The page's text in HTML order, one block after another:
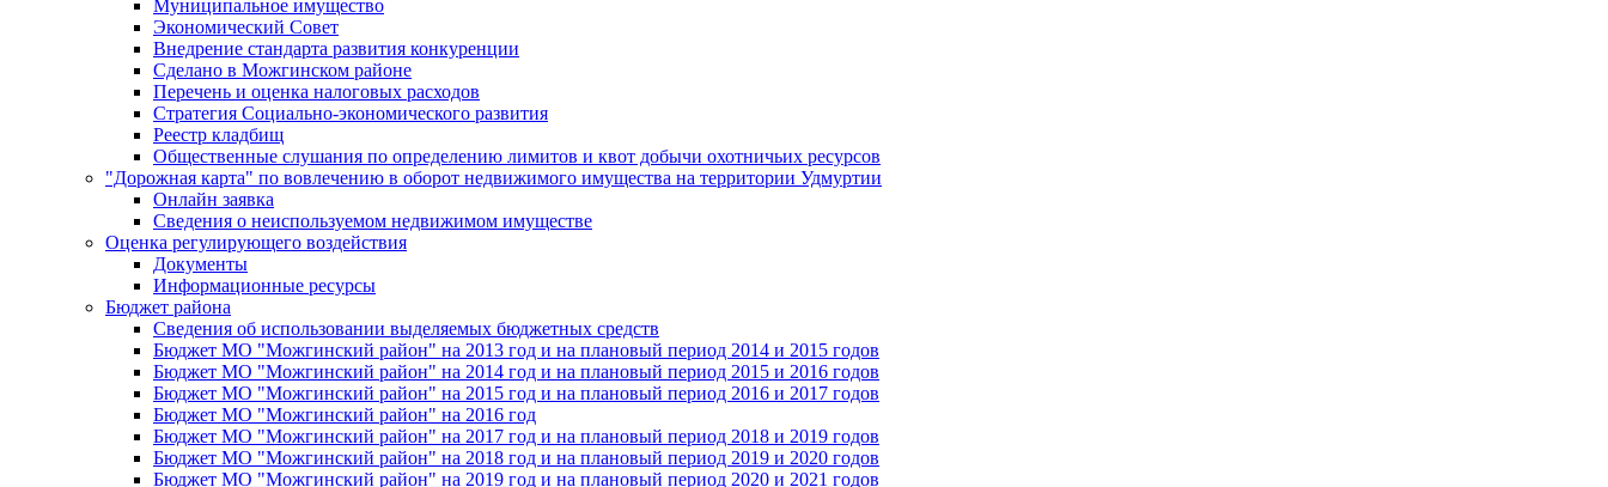
Муниципальное имущество
Экономический Совет
Внедрение стандарта развития конкуренции
Сделано в Можгинском районе
Перечень и оценка налоговых расходов
Стратегия Социально-экономического развития
Реестр кладбищ
Общественные слушания по определению лимитов и квот добычи охотничьих ресурсов
"Дорожная карта" по вовлечению в оборот недвижимого имущества на территории Удмуртии
Онлайн заявка
Сведения о неиспользуемом недвижимом имуществе
Оценка регулирующего воздействия
Документы
Информационные ресурсы
Бюджет района
Сведения об использовании выделяемых бюджетных средств
Бюджет МО "Можгинский район" на 2013 год и на плановый период 2014 и 2015 годов
Бюджет МО "Можгинский район" на 2014 год и на плановый период 2015 и 2016 годов
Бюджет МО "Можгинский район" на 2015 год и на плановый период 2016 и 2017 годов
Бюджет МО "Можгинский район" на 2016 год
Бюджет МО "Можгинский район" на 2017 год и на плановый период 2018 и 2019 годов
Бюджет МО "Можгинский район" на 2018 год и на плановый период 2019 и 2020 годов
Бюджет МО "Можгинский район" на 2019 год и на плановый период 2020 и 2021 годов